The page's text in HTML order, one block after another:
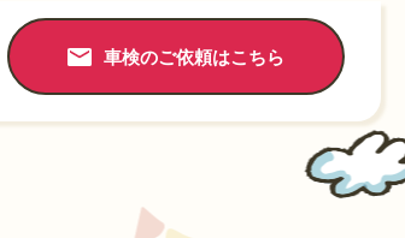
車検のご依頼はこちら